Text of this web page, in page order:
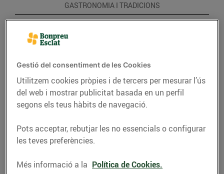
GASTRONOMIA I TRADICIONS
Gestió del consentiment de les Cookies
Utilitzem cookies pròpies i de tercers per mesurar l’ús
del web i mostrar publicitat basada en un perfil
segons els teus hàbits de navegació.
Pots acceptar, rebutjar les no essencials o configurar
les teves preferències.
Més informació a la Política de Cookies.